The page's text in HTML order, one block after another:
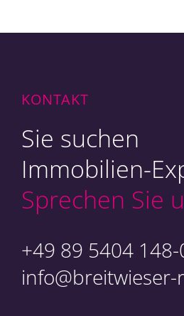
KONTAKT
Sie suchen
Immobilien-
Sprechen Sie
+49 89 5404